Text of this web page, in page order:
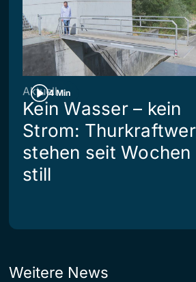
4 Min
Aktuell
Kein Wasser – kein
Strom:
stehen seit Wochen
still
Weitere News